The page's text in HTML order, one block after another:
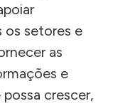
os setores e
as
e
crescer,